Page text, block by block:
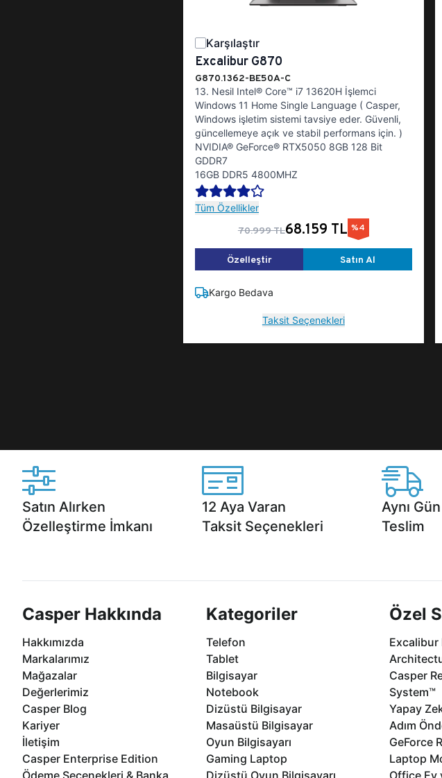
Karşılaştır
Excalibur G870
G870.1362-BE50A-C
13. Nesil Intel® Core™ i7 13620H İşlemci
Windows 11 Home Single Language ( Casper,
Windows işletim sistemi tavsiye eder. Güvenli,
güncellemeye açık ve stabil performans için. )
NVIDIA® GeForce® RTX5050 8GB 128 Bit
GDDR7
16GB DDR5 4800MHZ
Tüm Özellikler
70.999 TL68.159 TL %4
Özelleştir Satın Al
Kargo Bedava
Taksit Seçenekleri
Satın Alırken
Özelleştirme İmkanı
12 Aya Varan
Taksit Seçenekleri
Aynı Gün
Teslim
Casper Hakkında
Hakkımızda
Markalarımız
Mağazalar
Değerlerimiz
Casper Blog
Kariyer
İletişim
Casper Enterprise Edition
Ödeme Seçenekleri & Banka
Kategoriler
Telefon
Tablet
Bilgisayar
Notebook
Dizüstü Bilgisayar
Masaüstü Bilgisayar
Oyun Bilgisayarı
Gaming Laptop
Dizüstü Oyun Bilgisayarı
Özel
Casper
System™
Yapay
Adım
GeForce
Laptop
Office Ev